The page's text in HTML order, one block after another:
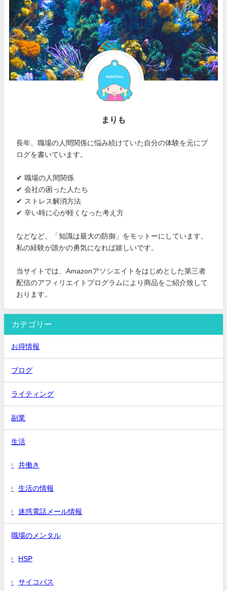
まりも
長年、職場の人間関係に悩み続けていた自分の体験を元にブ
ログを書いています。
✔ 職場の人間関係
✔ 会社の困った人たち
✔ ストレス解消方法
✔ 辛い時に心が軽くなった考え方
などなど、「知識は最大の防御」をモットーにしています。
私の経験が誰かの勇気になれば嬉しいです。
当サイトでは、Amazonアソシエイトをはじめとした第三者
配信のアフィリエイトプログラムにより商品をご紹介致して
おります。
カテゴリー
お得情報
ブログ
ライティング
副業
生活
共働き
生活の情報
迷惑電話メール情報
職場のメンタル
HSP
サイコパス